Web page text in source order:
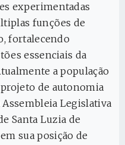
experimentadas
funções de
fortalecendo
essenciais da
a população
de autonomia
Legislativa
Santa Luzia de
sua posição de